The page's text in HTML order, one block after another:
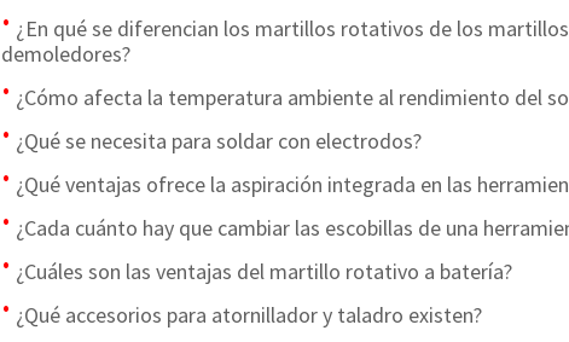
¿En qué se diferencian los martillos rotativos de los martillos
demoledores?
¿Cómo afecta la temperatura ambiente al rendimiento del
¿Qué se necesita para soldar con electrodos?
¿Qué ventajas ofrece la aspiración integrada en las
¿Cada cuánto hay que cambiar las escobillas de una
¿Cuáles son las ventajas del martillo rotativo a batería?
¿Qué accesorios para atornillador y taladro existen?